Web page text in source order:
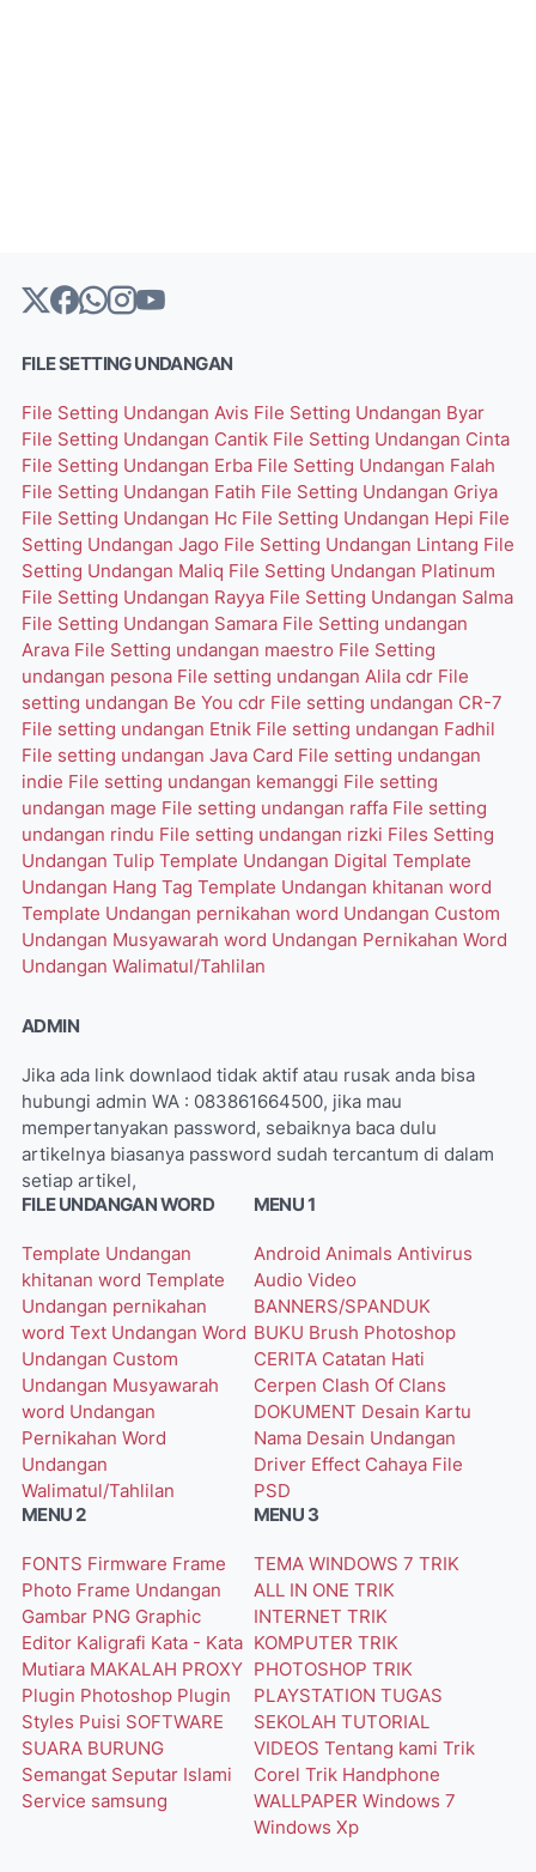
FILE SETTING UNDANGAN
File Setting Undangan Avis File Setting Undangan Byar
File Setting Undangan Cantik File Setting Undangan Cinta
File Setting Undangan Erba File Setting Undangan Falah
File Setting Undangan Fatih File Setting Undangan Griya
File Setting Undangan Hc File Setting Undangan Hepi File
Setting Undangan Jago File Setting Undangan Lintang File
Setting Undangan Maliq File Setting Undangan Platinum
File Setting Undangan Rayya File Setting Undangan Salma
File Setting Undangan Samara File Setting undangan
Arava File Setting undangan maestro File Setting
undangan pesona File setting undangan Alila cdr File
setting undangan Be You cdr File setting undangan CR-7
File setting undangan Etnik File setting undangan Fadhil
File setting undangan Java Card File setting undangan
indie File setting undangan kemanggi File setting
undangan mage File setting undangan raffa File setting
undangan rindu File setting undangan rizki Files Setting
Undangan Tulip Template Undangan Digital Template
Undangan Hang Tag Template Undangan khitanan word
Template Undangan pernikahan word Undangan Custom
Undangan Musyawarah word Undangan Pernikahan Word
Undangan Walimatul/Tahlilan
ADMIN
Jika ada link downlaod tidak aktif atau rusak anda bisa
hubungi admin WA : 083861664500, jika mau
mempertanyakan password, sebaiknya baca dulu
artikelnya biasanya password sudah tercantum di dalam
setiap artikel,
FILE UNDANGAN WORD
Template Undangan
khitanan word Template
Undangan pernikahan
word Text Undangan Word
Undangan Custom
Undangan Musyawarah
word Undangan
Pernikahan Word
Undangan
Walimatul/Tahlilan
MENU 1
Android Animals Antivirus
Audio Video
BANNERS/SPANDUK
BUKU Brush Photoshop
CERITA Catatan Hati
Cerpen Clash Of Clans
DOKUMENT Desain Kartu
Nama Desain Undangan
Driver Effect Cahaya File
PSD
MENU 2
FONTS Firmware Frame
Photo Frame Undangan
Gambar PNG Graphic
Editor Kaligrafi Kata - Kata
Mutiara MAKALAH PROXY
Plugin Photoshop Plugin
Styles Puisi SOFTWARE
SUARA BURUNG
Semangat Seputar Islami
Service samsung
MENU 3
TEMA WINDOWS 7 TRIK
ALL IN ONE TRIK
INTERNET TRIK
KOMPUTER TRIK
PHOTOSHOP TRIK
PLAYSTATION TUGAS
SEKOLAH TUTORIAL
VIDEOS Tentang kami Trik
Corel Trik Handphone
WALLPAPER Windows 7
Windows Xp